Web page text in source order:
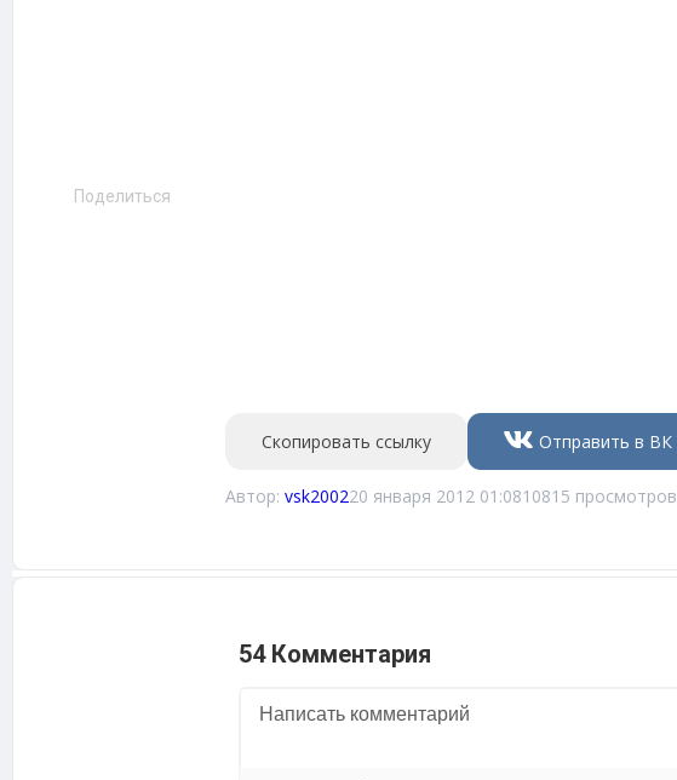
Поделиться
Скопировать ссылку Отправить в ВК
Автор: vsk200220 января 2012 01:0810815 просмотров
54 Комментария